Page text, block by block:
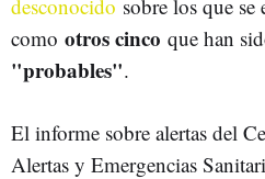
desconocido sobre los que se
como otros cinco que han
"probables".
El informe sobre alertas del
Alertas y Emergencias